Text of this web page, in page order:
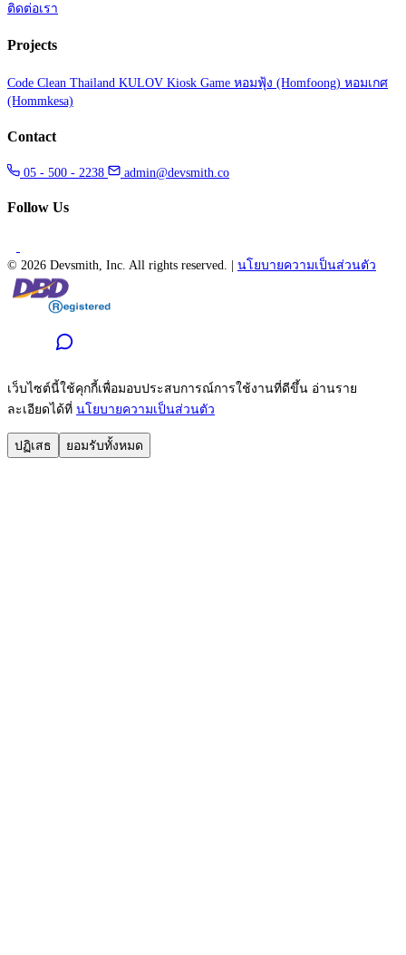
ติดต่อเรา
Projects
Code Clean Thailand KULOV Kiosk Game หอมฟุ้ง (Homfoong) หอมเกศ
(Hommkesa)
Contact
05 - 500 - 2238 admin@devsmith.co
Follow Us
© 2026 Devsmith, Inc. All rights reserved. นโยบายความเป็นส่วนตัว
เว็บไซต์นี้ใช้คุกกี้เพื่อมอบประสบการณ์การใช้งานที่ดีขึ้น อ่านราย
ละเอียดได้ที่ นโยบายความเป็นส่วนตัว
ปฏิเสธ ยอมรับทั้งหมด